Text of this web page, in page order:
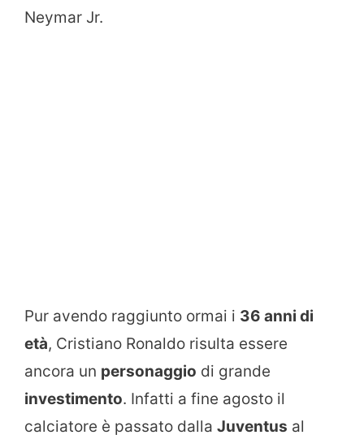
Neymar Jr.
Pur avendo raggiunto ormai i 36 anni di
età, Cristiano Ronaldo risulta essere
ancora un personaggio di grande
investimento. Infatti a fine agosto il
calciatore è passato dalla Juventus al